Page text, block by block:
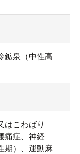
鉱泉（中性高
はこわばり
痛症、神経
期）、運動麻